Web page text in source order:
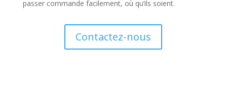
passer commande facilement, où qu’ils soient.
Contactez-nous